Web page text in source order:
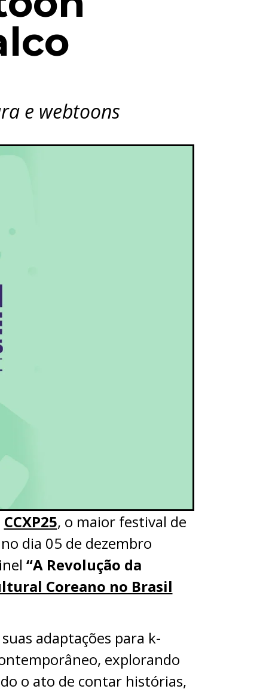
e webtoons
CCXP25, o maior festival de
dia 05 de dezembro
“A Revolução da
Coreano no Brasil
adaptações para k-
explorando
o ato de contar histórias,